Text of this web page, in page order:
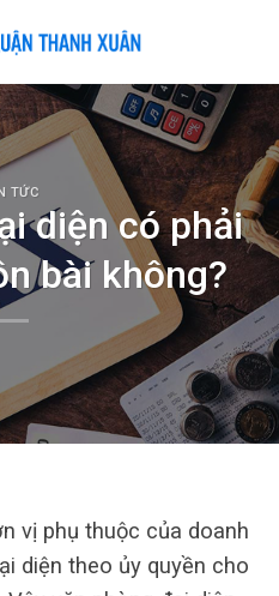
TỨC
diện có phải
bài không?
vị phụ thuộc của doanh
diện theo ủy quyền cho